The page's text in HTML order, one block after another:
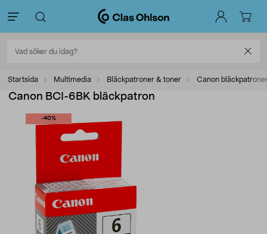
Startsida Multimedia Bläckpatroner & toner Canon
Canon BCI-6BK bläckpatron
-40%